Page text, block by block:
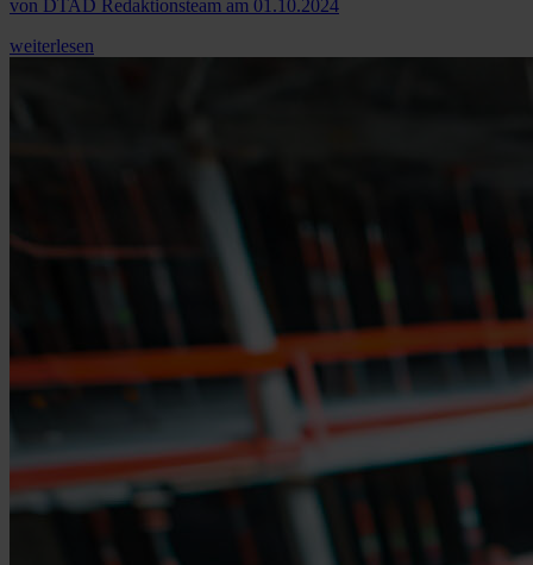
von DTAD Redaktionsteam am 01.10.2024
weiterlesen